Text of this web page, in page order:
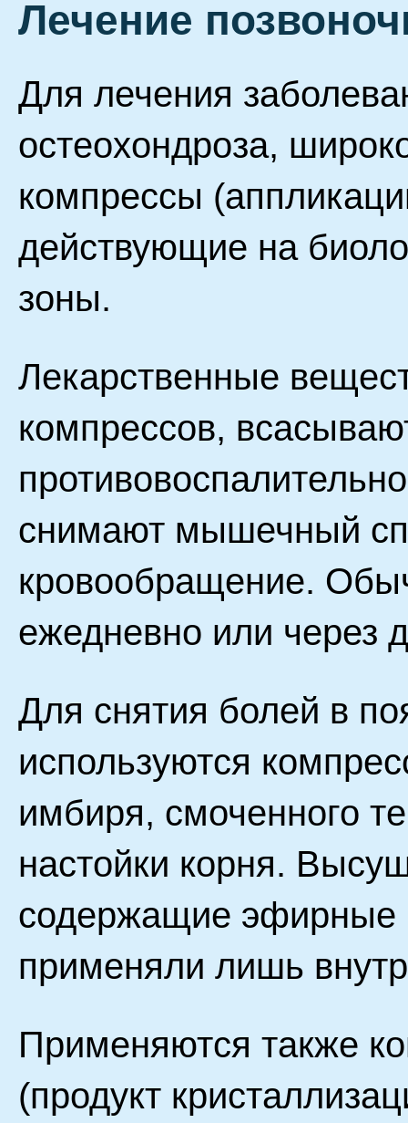
Лечение
Для лечения
остеохондроза,
компрессы
действующие на
зоны.
Лекарственные
компрессов,
снимают мышечный
кровообращение.
ежедневно или через
Для снятия болей в
используются
имбиря, смоченного
настойки корня.
содержащие
применяли лишь
Применяются также
(продукт